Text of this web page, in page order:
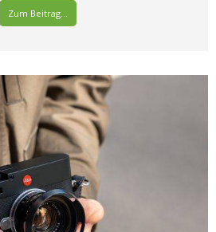
Zum Beitrag...